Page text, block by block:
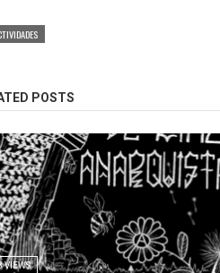
POSTS
VIEWS